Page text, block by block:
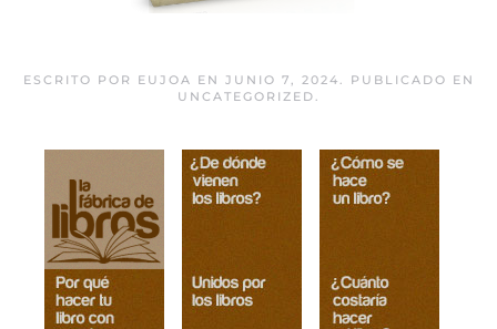
ESCRITO POR EUJOA EN JUNIO 7, 2024. PUBLICADO EN
UNCATEGORIZED.